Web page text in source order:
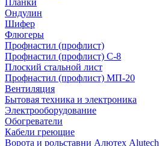
Планки
Ондулин
Шифер
Флюгеры
Профнастил (профлист)
Профнастил (профлист) С-8
Плоский стальной лист
Профнастил (профлист) МП-20
Вентиляция
Бытовая техника и электроника
Электрооборудование
Обогреватели
Кабели греющие
Ворота и рольставни Алютех Alutech